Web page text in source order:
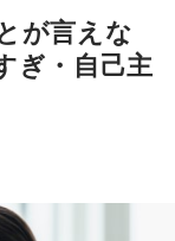
いて死ね」のエ
て仕事に就いて
活は充実してお
められません。
せになるぞとい
でしょうか？
が言えな
ぎ・自己主